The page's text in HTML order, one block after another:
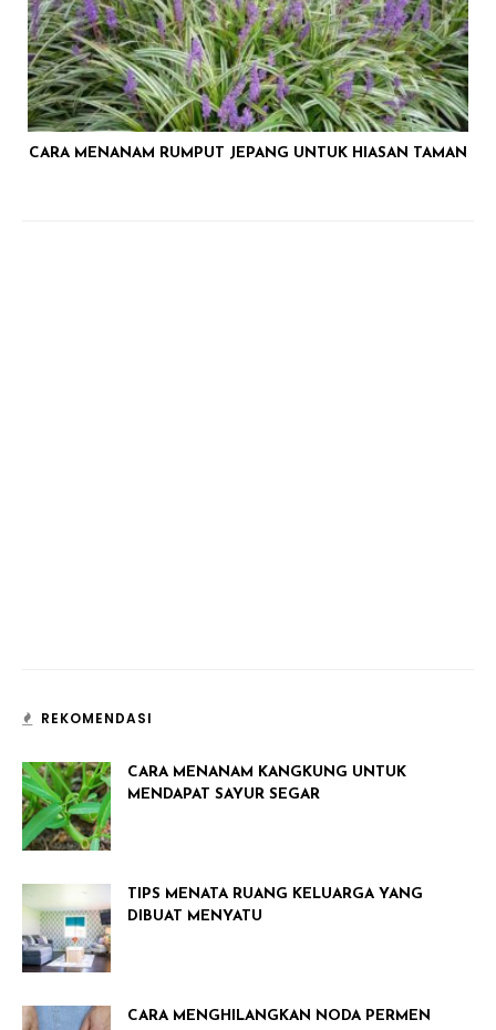
CARA MENANAM RUMPUT JEPANG UNTUK HIASAN TAMAN
REKOMENDASI
CARA MENANAM KANGKUNG UNTUK
MENDAPAT SAYUR SEGAR
TIPS MENATA RUANG KELUARGA YANG
DIBUAT MENYATU
CARA MENGHILANGKAN NODA PERMEN